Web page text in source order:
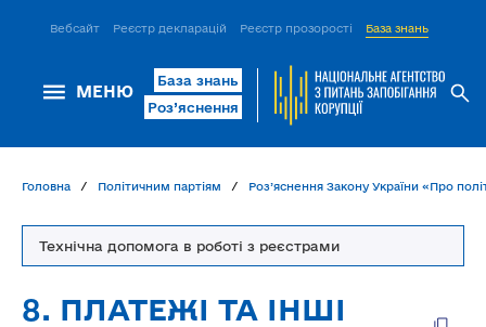
Вебсайт Реєстр декларацій Реєстр прозорості База знань
МЕНЮ
База знань
Роз’яснення
Головна Політичним партіям Роз’яснення Закону України «Про
Технічна допомога в роботі з реєстрами
8. ПЛАТЕЖІ ТА ІНШІ